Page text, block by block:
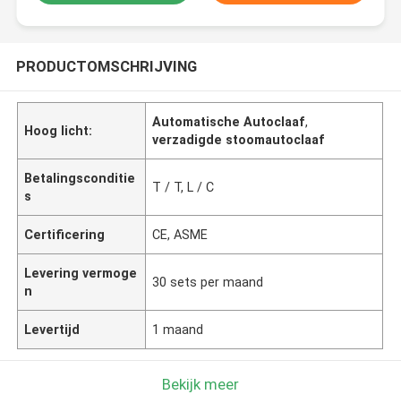
PRODUCTOMSCHRIJVING
Hoog licht:
Automatische Autoclaaf,
verzadigde stoomautoclaaf
Betalingsconditie
s
T / T, L / C
Certificering CE, ASME
Levering vermoge
n
30 sets per maand
Levertijd 1 maand
Bekijk meer